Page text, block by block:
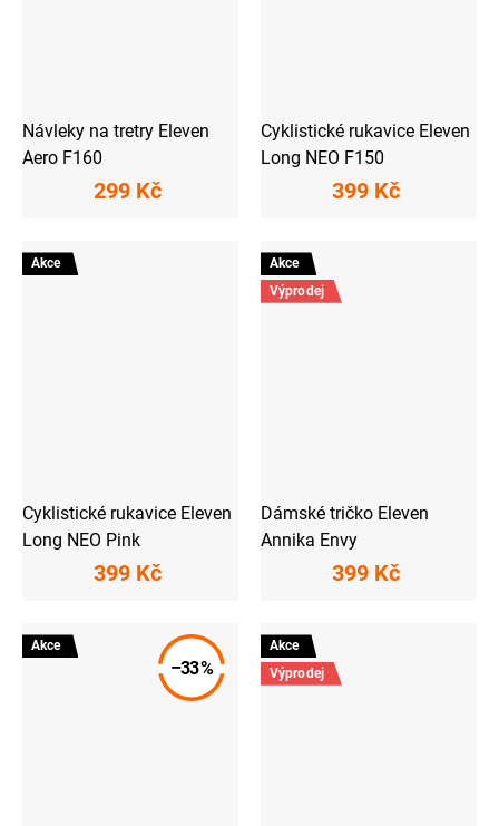
Návleky na tretry Eleven
Aero F160
299 Kč
Cyklistické rukavice Eleven
Long NEO F150
399 Kč
Akce
Cyklistické rukavice Eleven
Long NEO Pink
399 Kč
Akce
Výprodej
Dámské tričko Eleven
Annika Envy
399 Kč
Akce
–33 %
Akce
Výprodej